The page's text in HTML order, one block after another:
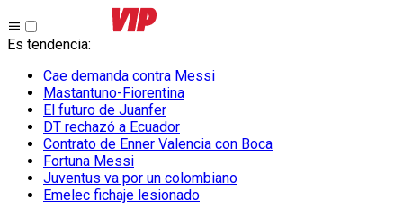
Es tendencia:
Cae demanda contra Messi
Mastantuno-Fiorentina
El futuro de Juanfer
DT rechazó a Ecuador
Contrato de Enner Valencia con Boca
Fortuna Messi
Juventus va por un colombiano
Emelec fichaje lesionado